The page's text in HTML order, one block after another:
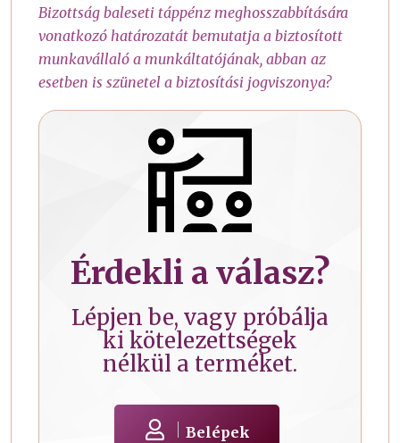
Bizottság baleseti táppénz meghosszabbítására
vonatkozó határozatát bemutatja a biztosított
munkavállaló a munkáltatójának, abban az
esetben is szünetel a biztosítási jogviszonya?
Érdekli a válasz?
Lépjen be, vagy próbálja
ki kötelezettségek
nélkül a terméket.
Belépek